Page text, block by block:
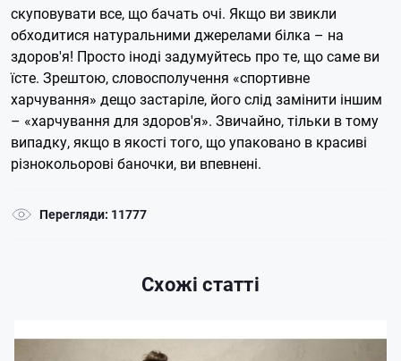
скуповувати все, що бачать очі. Якщо ви звикли
обходитися натуральними джерелами білка – на
здоров'я! Просто іноді задумуйтесь про те, що саме ви
їсте. Зрештою, словосполучення «спортивне
харчування» дещо застаріле, його слід замінити іншим
– «харчування для здоров'я». Звичайно, тільки в тому
випадку, якщо в якості того, що упаковано в красиві
різнокольорові баночки, ви впевнені.
Перегляди: 11777
Схожі статті